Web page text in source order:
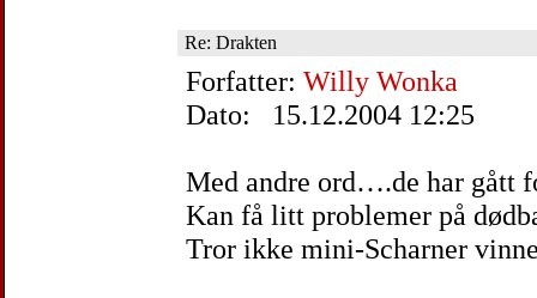
Re: Drakten
Forfatter: Willy Wonka
Dato: 15.12.2004 12:25
Med andre ord….de har gått
Kan få litt problemer på
Tror ikke mini-Scharner